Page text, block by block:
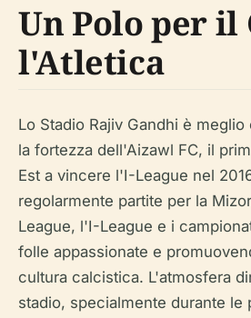
Un Polo per il
l'Atletica
Lo Stadio Rajiv Gandhi è
la fortezza dell'Aizawl FC, il
Est a vincere l'I-League nel
regolarmente partite per la
League, l'I-League e i
folle appassionate e
cultura calcistica. L'atmosfera
stadio, specialmente durante le